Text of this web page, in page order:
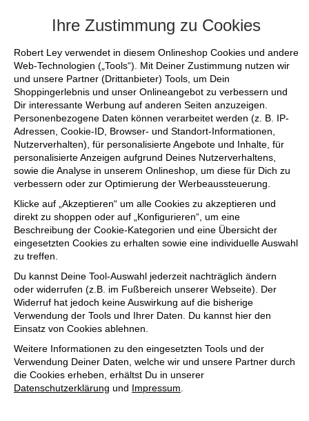
Ihre Zustimmung zu Cookies
Robert Ley verwendet in diesem Onlineshop Cookies und andere
Web-Technologien („Tools“). Mit Deiner Zustimmung nutzen wir
und unsere Partner (Drittanbieter) Tools, um Dein
Shoppingerlebnis und unser Onlineangebot zu verbessern und
Dir interessante Werbung auf anderen Seiten anzuzeigen.
Personenbezogene Daten können verarbeitet werden (z. B. IP-
Adressen, Cookie-ID, Browser- und Standort-Informationen,
Nutzerverhalten), für personalisierte Angebote und Inhalte, für
personalisierte Anzeigen aufgrund Deines Nutzerverhaltens,
sowie die Analyse in unserem Onlineshop, um diese für Dich zu
verbessern oder zur Optimierung der Werbeaussteuerung.
Klicke auf „Akzeptieren“ um alle Cookies zu akzeptieren und
direkt zu shoppen oder auf „Konfigurieren“, um eine
Beschreibung der Cookie-Kategorien und eine Übersicht der
eingesetzten Cookies zu erhalten sowie eine individuelle Auswahl
zu treffen.
Du kannst Deine Tool-Auswahl jederzeit nachträglich ändern
oder widerrufen (z.B. im Fußbereich unserer Webseite). Der
Widerruf hat jedoch keine Auswirkung auf die bisherige
Verwendung der Tools und Ihrer Daten. Du kannst hier den
Einsatz von Cookies ablehnen.
Weitere Informationen zu den eingesetzten Tools und der
Verwendung Deiner Daten, welche wir und unsere Partner durch
die Cookies erheben, erhältst Du in unserer
Datenschutzerklärung und Impressum.